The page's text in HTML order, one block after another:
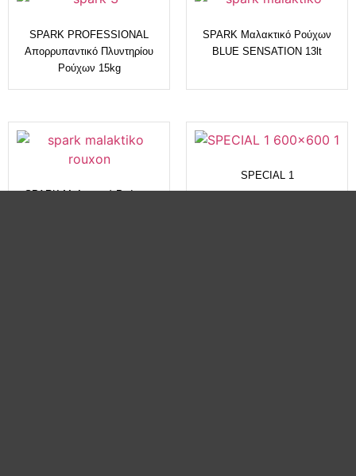
SPARK PROFESSIONAL
Απορρυπαντικό Πλυντηρίου
Ρούχων 15kg
SPARK Μαλακτικό Ρούχων
BLUE SENSATION 13lt
SPARK Μαλακτικό Ρούχων
SPECIAL 1